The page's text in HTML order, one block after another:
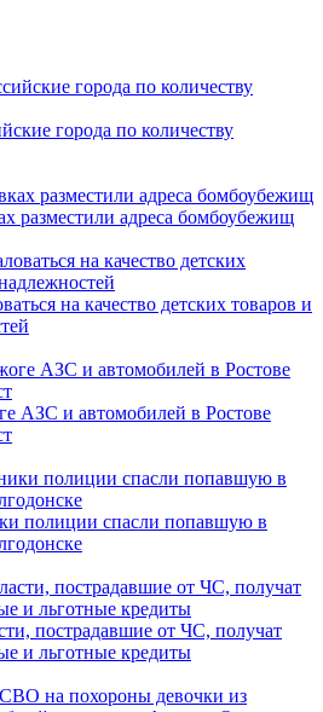
города по количеству
разместили адреса бомбоубежищ
на качество детских товаров и
АЗС и автомобилей в Ростове
полиции спасли попавшую в
пострадавшие от ЧС, получат
и льготные кредиты